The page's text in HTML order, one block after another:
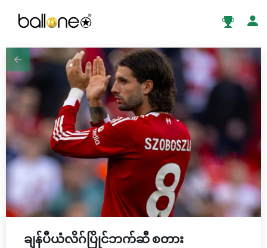
ချန်ပီယံလိဂ်ပြိုင်ဘက်ဆီ စတား